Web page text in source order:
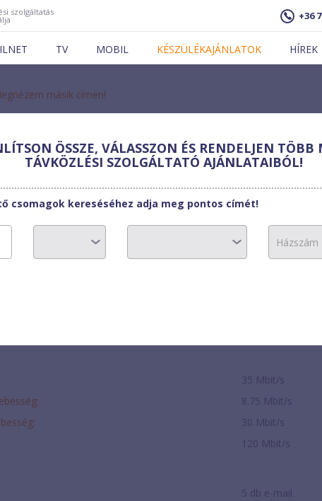
szolgáltatás +36
TV MOBIL KÉSZÜLÉKAJÁNLATOK HÍREK
másik címen!
Telekom
Office XL
29030 Ft
35 Mbit/s
8.75 Mbit/s
30 Mbit/s
120 Mbit/s
5 db e-mail
ÖSSZE, VÁLASSZON ÉS RENDELJEN
TÁVKÖZLÉSI SZOLGÁLTATÓ AJÁNLATAIBÓL!
csomagok kereséséhez adja meg pontos címét!